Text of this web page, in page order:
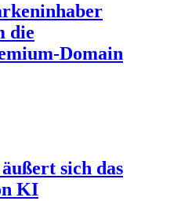
die
Domain
sich das
KI